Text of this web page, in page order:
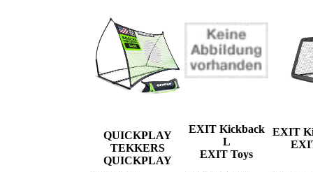
QUICKPLAY
TEKKERS
QUICKPLAY
EXIT Kickback
L
EXIT Toys
EXIT